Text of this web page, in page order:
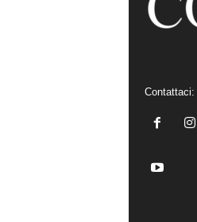
Contattaci: